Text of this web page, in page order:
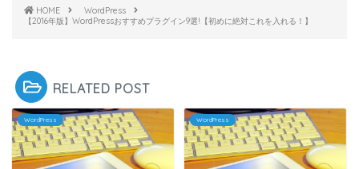
HOME
WordPress
【2016年版】WordPressおすすめプラグイン9選!【初めに絶対これを入れる！】
RELATED POST
WordPress WordPress